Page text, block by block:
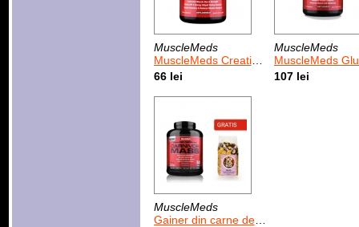
MuscleMeds
MuscleMeds Creatine Decanate
66 lei
MuscleMeds
MuscleMeds Glutamine
107 lei
MuscleMeds
Gainer din carne de vita MuscleMeds Carnivor Mass 2590 g